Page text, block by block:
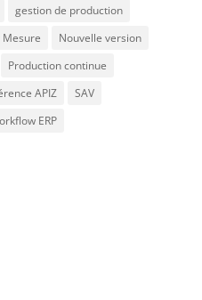
gestion de production
Mesure
Nouvelle version
Production continue
APIZ
SAV
ERP